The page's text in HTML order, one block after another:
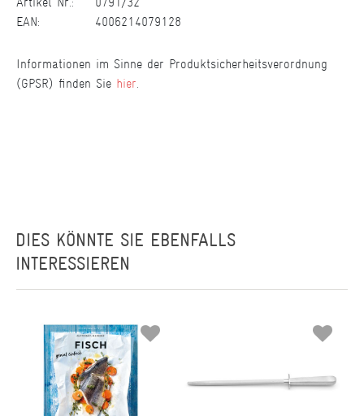
EAN:
4006214079128
Informationen im Sinne der Produktsicherheitsverordnung
(GPSR) finden Sie hier.
DIES KÖNNTE SIE EBENFALLS
INTERESSIEREN